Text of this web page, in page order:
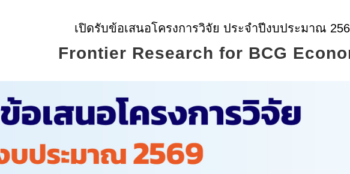
เปิดรับข้อเสนอโครงการวิจัย ประจำปีงบประมาณ
Frontier Research for BCG